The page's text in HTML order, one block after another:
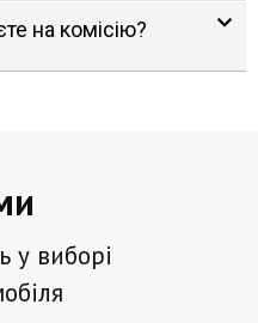
на комісію?
у виборі